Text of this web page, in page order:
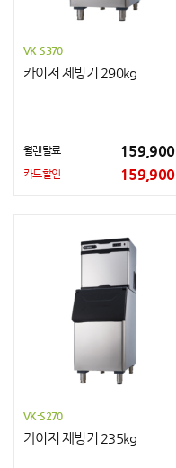
VK-S370
카이저 제빙기 290kg
월렌탈료 159,900
카드할인 159,900
VK-S270
카이저 제빙기 235kg